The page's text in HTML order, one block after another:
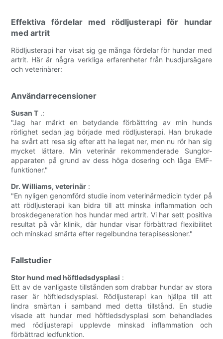
Effektiva fördelar med rödljusterapi för hundar
med artrit
Rödljusterapi har visat sig ge många fördelar för hundar med
artrit. Här är några verkliga erfarenheter från husdjursägare
och veterinärer:
Användarrecensioner
Susan T .:
"Jag har märkt en betydande förbättring av min hunds
rörlighet sedan jag började med rödljusterapi. Han brukade
ha svårt att resa sig efter att ha legat ner, men nu rör han sig
mycket lättare. Min veterinär rekommenderade Sunglor-
apparaten på grund av dess höga dosering och låga EMF-
funktioner."
Dr. Williams, veterinär :
"En nyligen genomförd studie inom veterinärmedicin tyder på
att rödljusterapi kan bidra till att minska inflammation och
broskdegeneration hos hundar med artrit. Vi har sett positiva
resultat på vår klinik, där hundar visar förbättrad flexibilitet
och minskad smärta efter regelbundna terapisessioner."
Fallstudier
Stor hund med höftledsdysplasi :
Ett av de vanligaste tillstånden som drabbar hundar av stora
raser är höftledsdysplasi. Rödljusterapi kan hjälpa till att
lindra smärtan i samband med detta tillstånd. En studie
visade att hundar med höftledsdysplasi som behandlades
med rödljusterapi upplevde minskad inflammation och
förbättrad ledfunktion.